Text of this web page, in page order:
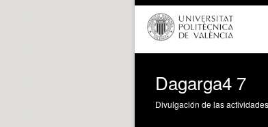
Dagarga4 7
Divulgación de las